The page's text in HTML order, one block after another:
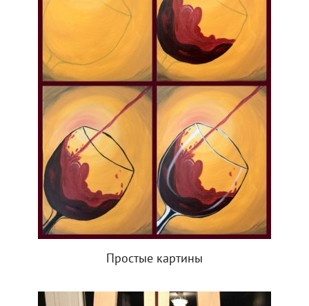
Простые картины